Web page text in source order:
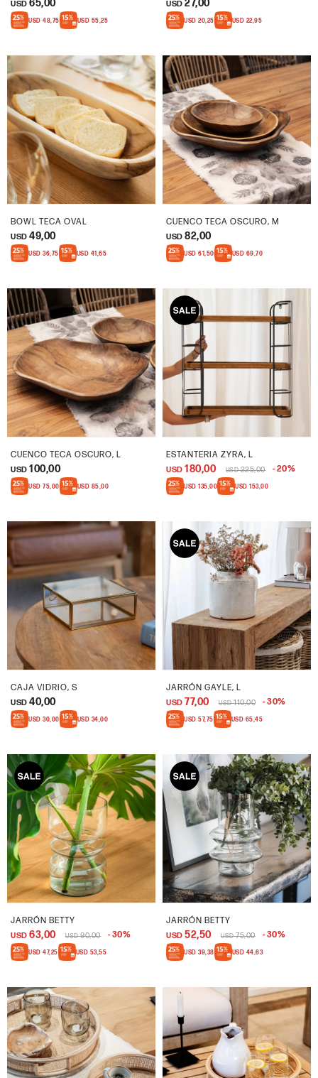
USD 65,00
USD 48,75 USD 55,25
USD 27,00
USD 20,25 USD 22,95
BOWL TECA OVAL
USD 49,00
USD 36,75 USD 41,65
CUENCO TECA OSCURO, M
USD 82,00
USD 61,50 USD 69,70
CUENCO TECA OSCURO, L
USD 100,00
USD 75,00 USD 85,00
ESTANTERIA ZYRA, L
USD 180,00 USD 225,00 20
USD 135,00 USD 153,00
CAJA VIDRIO, S
USD 40,00
USD 30,00 USD 34,00
JARRÓN GAYLE, L
USD 77,00 USD 110,00 30
USD 57,75 USD 65,45
JARRÓN BETTY
USD 63,00 USD 90,00 30
USD 47,25 USD 53,55
JARRÓN BETTY
USD 52,50 USD 75,00 30
USD 39,38 USD 44,63